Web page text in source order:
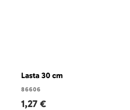
Lasta 30 cm
86606
1,27 €